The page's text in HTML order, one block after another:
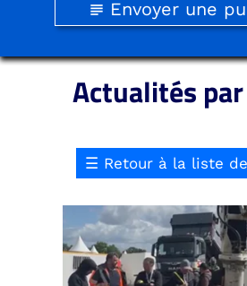
subject Envoyer une
Actualités
☰ Retour à la liste